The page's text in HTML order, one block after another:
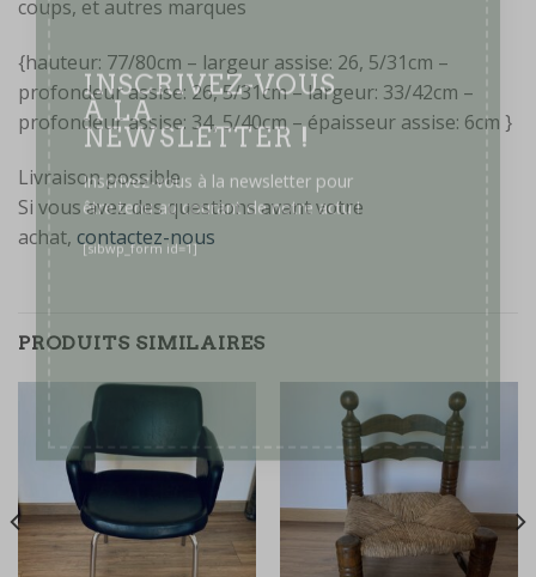
INSCRIVEZ-VOUS
À LA
NEWSLETTER !
Inscrivez-vous à la newsletter pour
être tenu au courant de notre actu !
coups, et autres marques
{hauteur: 77/80cm – largeur assise: 26, 5/31cm –
profondeur assise: 26, 5/31cm – largeur: 33/42cm –
profondeur assise: 34, 5/40cm – épaisseur assise: 6cm }
Livraison possible
Si vous avez des questions avant votre
achat, contactez-nous
PRODUITS SIMILAIRES